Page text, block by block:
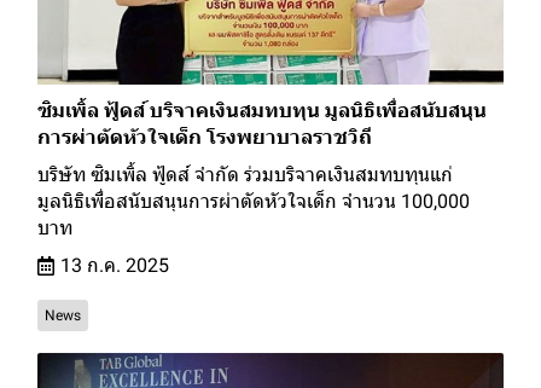
ซิมเพิ้ล ฟู้ดส์ บริจาคเงินสมทบทุน มูลนิธิเพื่อสนับสนุน
การผ่าตัดหัวใจเด็ก โรงพยาบาลราชวิถี
บริษัท ซิมเพิ้ล ฟู้ดส์ จำกัด ร่วมบริจาคเงินสมทบทุนแก่
มูลนิธิเพื่อสนับสนุนการผ่าตัดหัวใจเด็ก จำนวน 100,000
บาท
13 ก.ค. 2025
News